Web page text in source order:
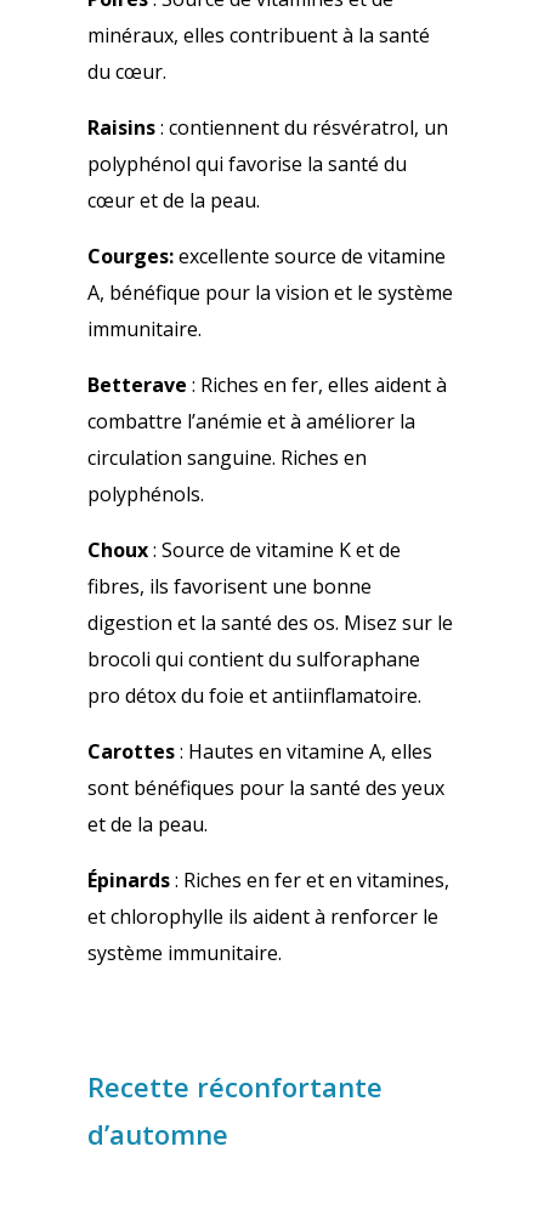
minéraux, elles contribuent à la santé
du cœur.
Raisins: contiennent du résvératrol, un
polyphénol qui favorise la santé du
cœur et de la peau.
Courges:excellente source de vitamine
A, bénéfique pour la vision et le système
immunitaire.
Betterave : Riches en fer, elles aident à
combattre l’anémie et à améliorer la
circulation sanguine. Riches en
polyphénols.
Choux: Source de vitamine K et de
fibres, ils favorisent une bonne
digestion et la santé des os. Misez sur le
brocoli qui contient du sulforaphane
pro détox du foie et antiinflamatoire.
Carottes: Hautes en vitamine A, elles
sont bénéfiques pour la santé des yeux
et de la peau.
Épinards: Riches en fer et en vitamines,
et chlorophylle ils aident à renforcer le
système immunitaire.
Recette réconfortante
d’automne